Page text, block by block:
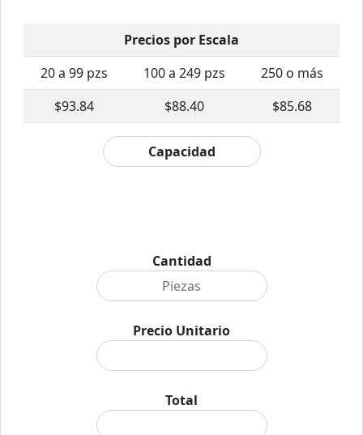
Precios por Escala
20 a 99 pzs
100 a 249 pzs
250 o más
$93.84
$88.40 $85.68
Cantidad
Precio Unitario
Total